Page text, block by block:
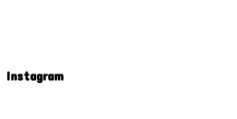
Instagram